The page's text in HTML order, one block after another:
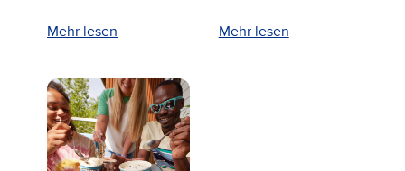
Mehr lesen Mehr lesen